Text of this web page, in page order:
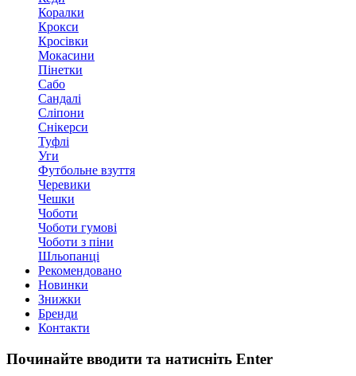
Коралки
Крокси
Кросівки
Мокасини
Пінетки
Сабо
Сандалі
Сліпони
Снікерси
Туфлі
Уги
Футбольне взуття
Черевики
Чешки
Чоботи
Чоботи гумові
Чоботи з піни
Шльопанці
Рекомендовано
Новинки
Знижки
Бренди
Контакти
Починайте вводити та натиснiть Enter